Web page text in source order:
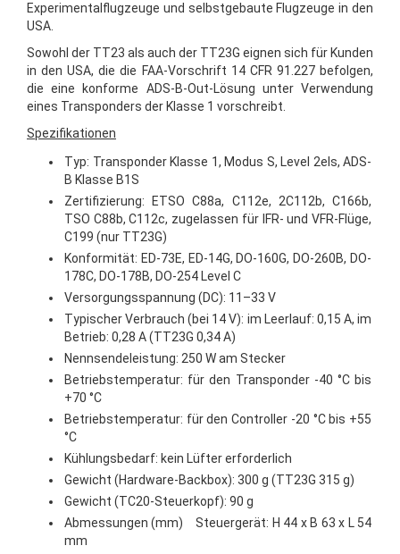
Experimentalflugzeuge und selbstgebaute Flugzeuge in den
USA.
Sowohl der TT23 als auch der TT23G eignen sich für Kunden
in den USA, die die FAA-Vorschrift 14 CFR 91.227 befolgen,
die eine konforme ADS-B-Out-Lösung unter Verwendung
eines Transponders der Klasse 1 vorschreibt.
Spezifikationen
Typ: Transponder Klasse 1, Modus S, Level 2els, ADS-
B Klasse B1S
Zertifizierung: ETSO C88a, C112e, 2C112b, C166b,
TSO C88b, C112c, zugelassen für IFR- und VFR-Flüge,
C199 (nur TT23G)
Konformität: ED-73E, ED-14G, DO-160G, DO-260B, DO-
178C, DO-178B, DO-254 Level C
Versorgungsspannung (DC): 11–33 V
Typischer Verbrauch (bei 14 V): im Leerlauf: 0,15 A, im
Betrieb: 0,28 A (TT23G 0,34 A)
Nennsendeleistung: 250 W am Stecker
Betriebstemperatur: für den Transponder -40 °C bis
+70 °C
Betriebstemperatur: für den Controller -20 °C bis +55
°C
Kühlungsbedarf: kein Lüfter erforderlich
Gewicht (Hardware-Backbox): 300 g (TT23G 315 g)
Gewicht (TC20-Steuerkopf): 90 g
Abmessungen (mm) Steuergerät: H 44 x B 63 x L 54
mm